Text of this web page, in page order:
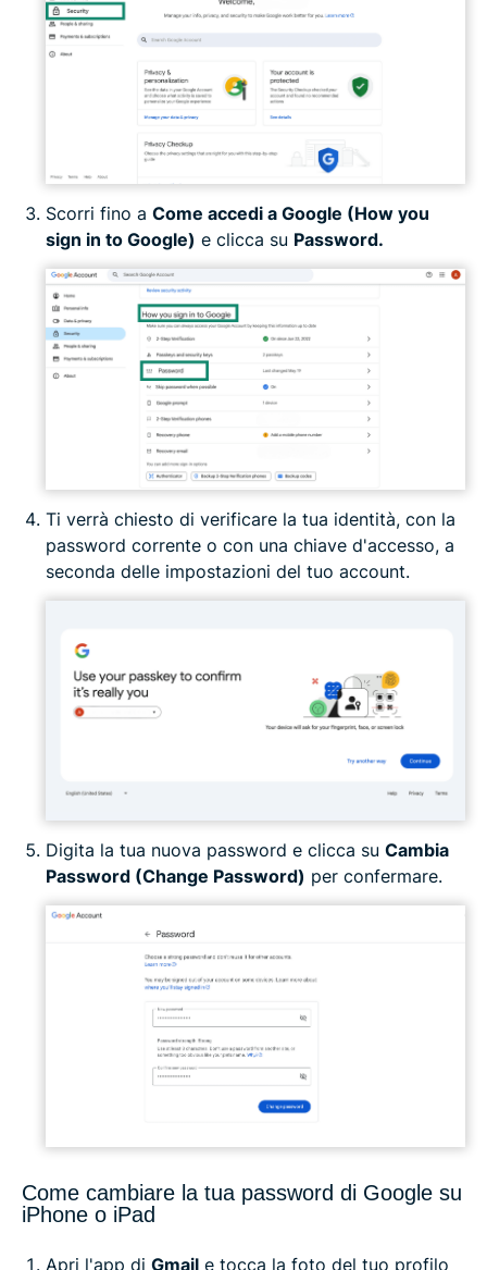
Scorri fino a Come accedi a Google (How you
sign in to Google) e clicca su Password.
Ti verrà chiesto di verificare la tua identità, con la
password corrente o con una chiave d'accesso, a
seconda delle impostazioni del tuo account.
Digita la tua nuova password e clicca su Cambia
Password (Change Password) per confermare.
Come cambiare la tua password di Google su
iPhone o iPad
Apri l'app di Gmail e tocca la foto del tuo profilo